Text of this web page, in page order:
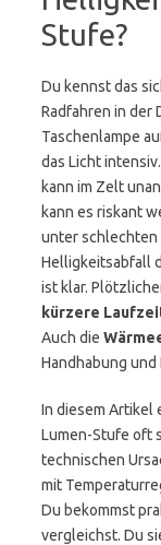
Stufe?
Du kennst das
Radfahren in der
Taschenlampe
das Licht
kann im Zelt
kann es riskant
unter schlechten
Helligkeitsabfall
ist klar.
kürzere
Auch die
Handhabung und
In diesem Artikel
Lumen-Stufe oft
technischen
mit
Du bekommst
vergleichst. Du